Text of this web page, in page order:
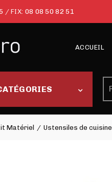
/ FIX: 08 08 50 82 51
ACCUEIL
Matériel Ustensiles de cuisine